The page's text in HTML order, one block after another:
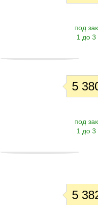
под
1 до 3
5
под
1 до 3
5